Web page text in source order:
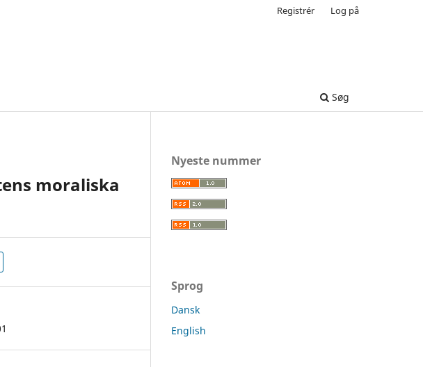
Søg
Registrér Log på
moraliska
Nyeste nummer
Sprog
Dansk
English